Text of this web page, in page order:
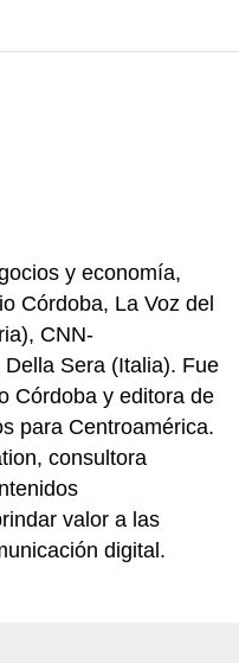
y economía,
Córdoba, La Voz del
CNN-
Sera (Italia). Fue
Córdoba y editora de
para Centroamérica.
consultora
valor a las
digital.